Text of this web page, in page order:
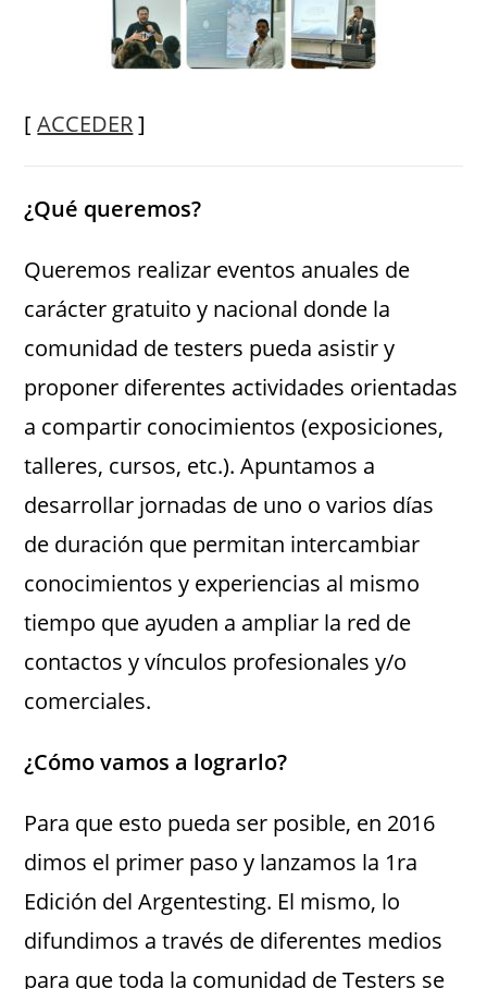
[ACCEDER]
¿Qué queremos?
Queremos realizar eventos anuales de
carácter gratuito y nacional donde la
comunidad de testers pueda asistir y
proponer diferentes actividades orientadas
a compartir conocimientos (exposiciones,
talleres, cursos, etc.). Apuntamos a
desarrollar jornadas de uno o varios días
de duración que permitan intercambiar
conocimientos y experiencias al mismo
tiempo que ayuden a ampliar la red de
contactos y vínculos profesionales y/o
comerciales.
¿Cómo vamos a lograrlo?
Para que esto pueda ser posible, en 2016
dimos el primer paso y lanzamos la 1ra
Edición del Argentesting. El mismo, lo
difundimos a través de diferentes medios
para que toda la comunidad de Testers se